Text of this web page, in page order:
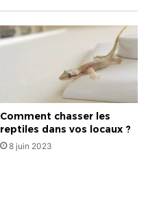
Comment chasser les
reptiles dans vos locaux ?
8 juin 2023